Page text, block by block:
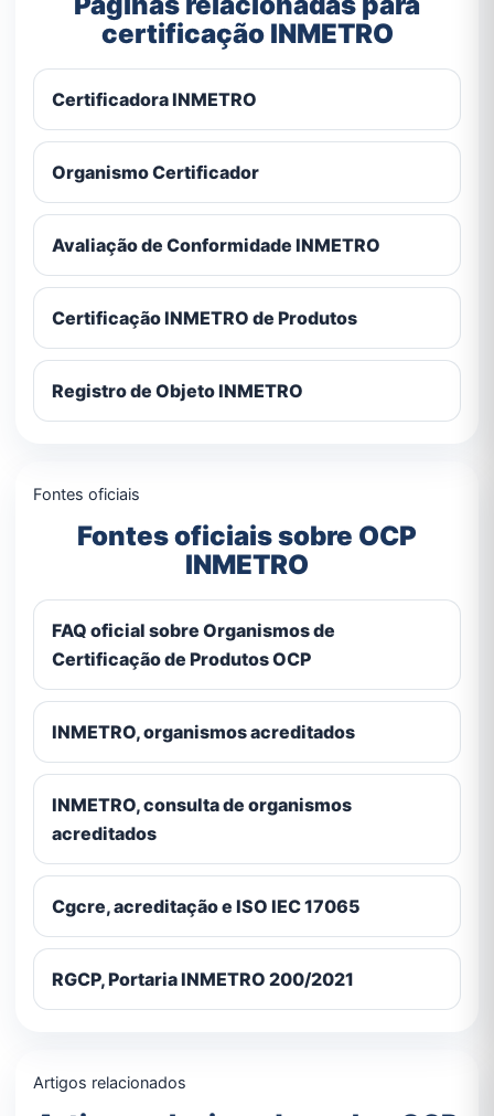
certificação INMETRO
Certificadora INMETRO
Organismo Certificador
Avaliação de Conformidade INMETRO
Certificação INMETRO de Produtos
Registro de Objeto INMETRO
Fontes oficiais
Fontes oficiais sobre OCP
INMETRO
FAQ oficial sobre Organismos de
Certificação de Produtos OCP
INMETRO, organismos acreditados
INMETRO, consulta de organismos
acreditados
Cgcre, acreditação e ISO IEC 17065
RGCP, Portaria INMETRO 200/2021
Artigos relacionados